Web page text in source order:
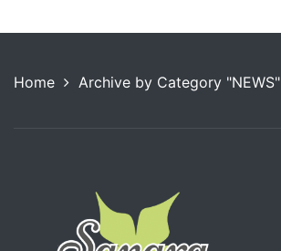
Home Archive by Category "NEWS"